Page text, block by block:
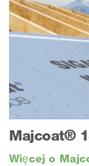
Majcoat®
Więcej o